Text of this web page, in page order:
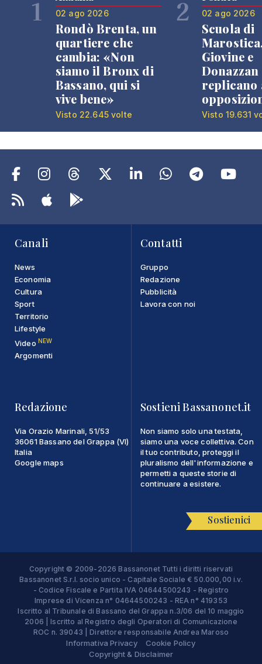
1 02 ago 2026
Rondò Brenta, un
quartiere che
cambia: «Non
siamo il Bronx di
Bassano, qui si
vive bene»
Visto 22.645 volte
2 02 ago 2026
Scuola di
Giovine e
Donazzan
replicano
Visto 19.631
Canali
News
Economia
Cultura
Sport
Territorio
Lifestyle
Video NEW
Argomenti
Contatti
Gruppo
Redazione
Pubblicità
Lavora con noi
Redazione
Via Orazio Marinali, 51/53
36061 Bassano del Grappa (VI)
Italia
Google maps
Sostieni Bassanonet.it
Non siamo solo una testata,
siamo una voce collettiva. Con
il tuo contributo, proteggi il
pluralismo dell'informazione e
permetti a queste storie di
continuare a esistere.
Sostienici
Copyright © 2009-2026 Bassanonet Tutti i diritti riservati
Bassanonet S.r.l. socio unico - Capitale Sociale € 50.000,00 i.v.
- Codice Fiscale e Partita IVA 04644500243 - Registro
Imprese di Vicenza n° 04644500243 - REA n° 419353
Iscritto al Tribunale di Bassano del Grappa n.3/06 del 10 maggio
2006 | Iscritto al Registro degli Operatori di Comunicazione
ROC n. 39043 | Direttore responsabile Andrea Maroso
Informativa Privacy
Cookie Policy
Copyright & Disclaimer